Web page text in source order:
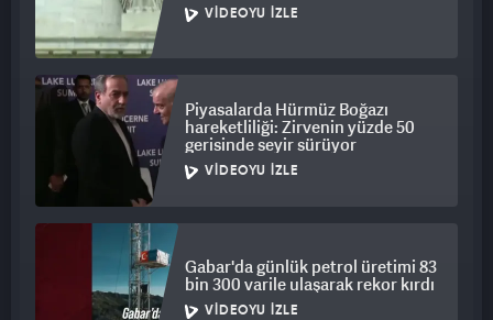
VIDEOYU İZLE
Piyasalarda Hürmüz Boğazı
hareketliliği: Zirvenin yüzde 50
gerisinde seyir sürüyor
VIDEOYU İZLE
Gabar'da günlük petrol üretimi 83
bin 300 varile ulaşarak rekor kırdı
VIDEOYU İZLE